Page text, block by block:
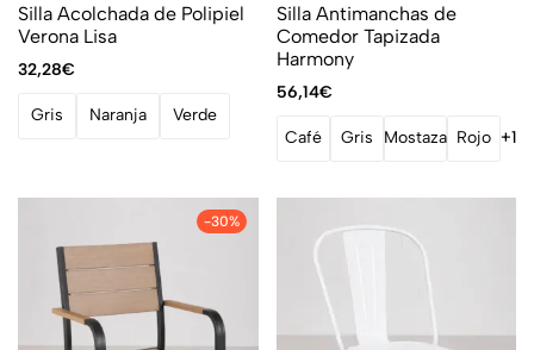
Silla Acolchada de Polipiel
Verona Lisa
32,28€
Gris Naranja Verde
Silla Antimanchas de
Comedor Tapizada
Harmony
56,14€
Café Gris Mostaza Rojo +1
-30%